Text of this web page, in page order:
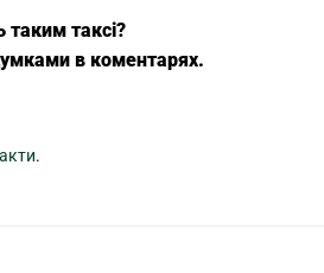
таким таксі?
в коментарях.
.